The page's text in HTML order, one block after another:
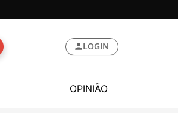
LOGIN
OPINIÃO